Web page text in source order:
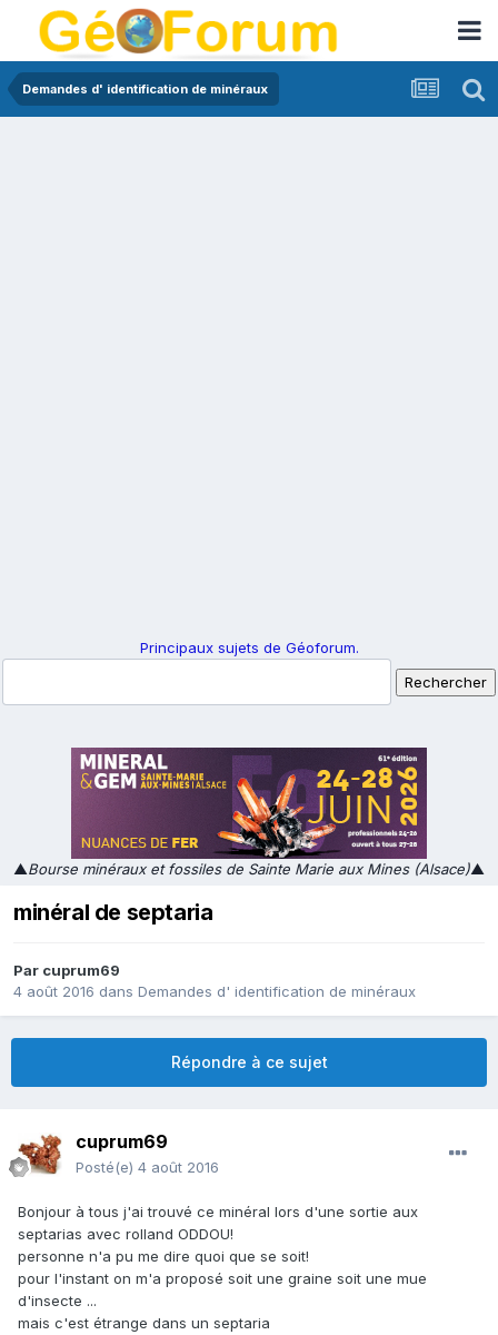
Demandes d' identification de minéraux
Principaux sujets de Géoforum.
▲Bourse minéraux et fossiles de Sainte Marie aux Mines (Alsace)▲
minéral de septaria
Par cuprum69
4 août 2016 dans Demandes d' identification de minéraux
Répondre à ce sujet
cuprum69
Posté(e) 4 août 2016
Bonjour à tous j'ai trouvé ce minéral lors d'une sortie aux
septarias avec rolland ODDOU!
personne n'a pu me dire quoi que se soit!
pour l'instant on m'a proposé soit une graine soit une mue
d'insecte ...
mais c'est étrange dans un septaria